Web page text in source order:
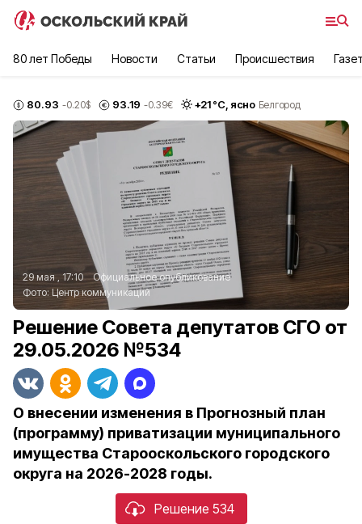
80 лет Победы Новости Статьи Происшествия
80.93 -0.20$ 93.19 -0.39€ +21°С, ясно Белгород
29 мая , 17:10
Официальное опубликование
Фото: Центр коммуникаций
Решение Совета депутатов СГО от
29.05.2026 №534
О внесении изменения в Прогнозный план
(программу) приватизации муниципального
имущества Старооскольского городского
округа на 2026-2028 годы.
Решение 534